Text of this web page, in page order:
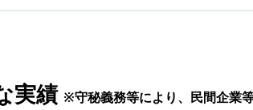
実績 ※守秘義務等により、民間企業